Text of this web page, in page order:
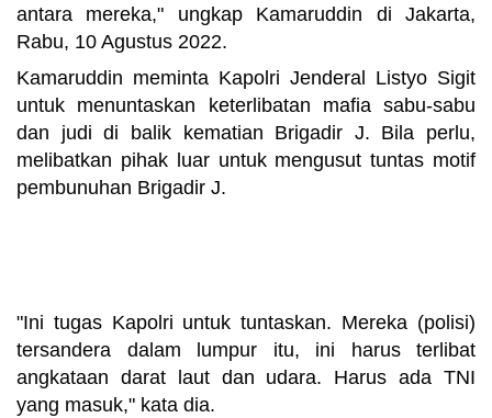
antara mereka," ungkap Kamaruddin di Jakarta,
Rabu, 10 Agustus 2022.
Kamaruddin meminta Kapolri Jenderal Listyo Sigit
untuk menuntaskan keterlibatan mafia sabu-sabu
dan judi di balik kematian Brigadir J. Bila perlu,
melibatkan pihak luar untuk mengusut tuntas motif
pembunuhan Brigadir J.
"Ini tugas Kapolri untuk tuntaskan. Mereka (polisi)
tersandera dalam lumpur itu, ini harus terlibat
angkataan darat laut dan udara. Harus ada TNI
yang masuk," kata dia.